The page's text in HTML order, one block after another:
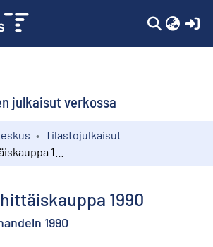
julkaisut verkossa
Tilastojulkaisut
1990
1990